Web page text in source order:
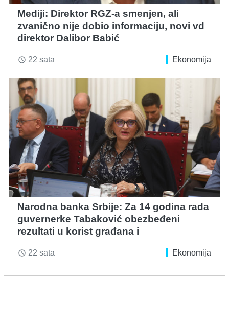
Mediji: Direktor RGZ-a smenjen, ali
zvanično nije dobio informaciju, novi vd
direktor Dalibor Babić
access_time 22 sata Ekonomija
Narodna banka Srbije: Za 14 godina rada
guvernerke Tabaković obezbeđeni
rezultati u korist građana i
access_time 22 sata Ekonomija